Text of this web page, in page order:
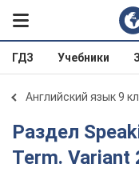
ГДЗ Учебники
Английский язык 9
Раздел Speaking. The Second
Term. Variant